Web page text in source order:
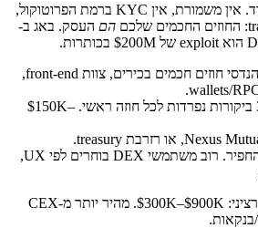
פחות אנשים, יותר סיכון קוד. אין משמורת, אין KYC ברמת הפרוטוקול,
הם העסק. באג ב-
3–5 מהנדסי חוזים חכמים בכירים, צוות front-end,
2–3 ביקורות נפרדות לכל חוזה ראשי. $150K–
החפיר. רוב משתמשי DEX בוחרים לפי UX,
עלות בנייה ל-DEX MVP רציני: $300K–$900K. מהיר יותר מ-CEX